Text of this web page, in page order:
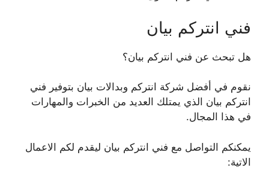
فني انتركم بيان
هل تبحث عن فني انتركم بيان؟
نقوم في أفضل شركة انتركم وبدالات بيان بتوفير فني
انتركم بيان الذي يمتلك العديد من الخبرات والمهارات
في هذا المجال.
يمكنكم التواصل مع فني انتركم بيان ليقدم لكم الاعمال
الاتية: